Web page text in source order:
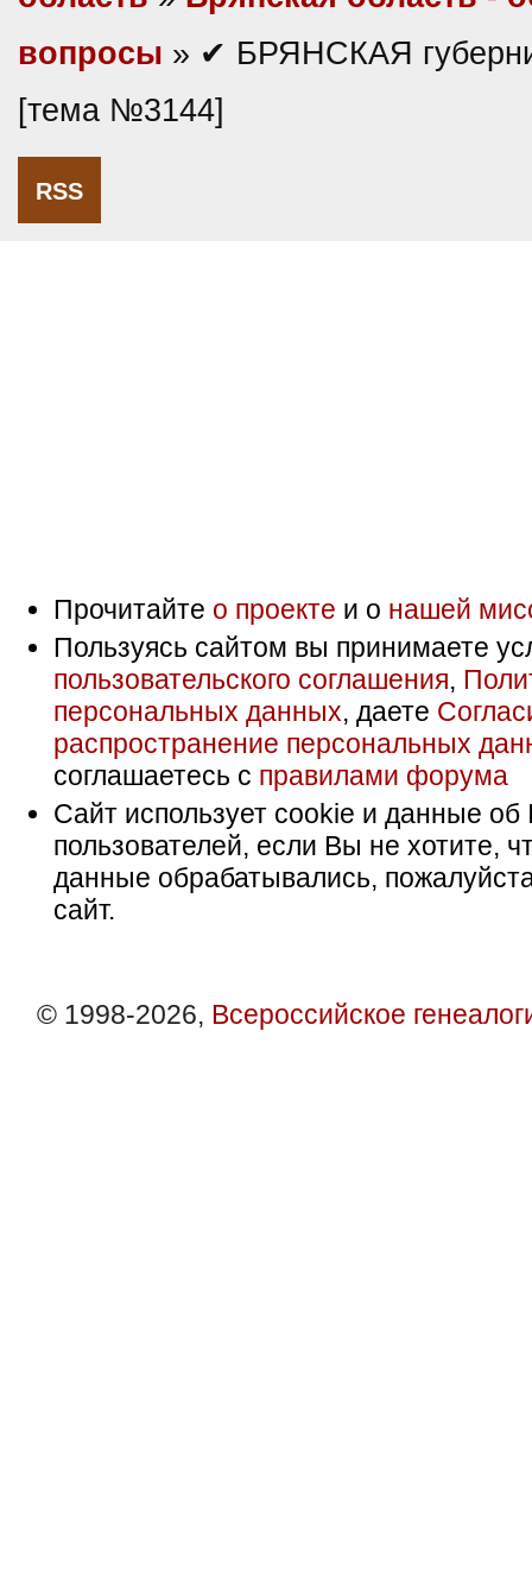
вопросы » ✔ БРЯНСКАЯ
[тема №3144]
RSS
Прочитайте о проекте и о нашей
Пользуясь сайтом вы принимаете
пользовательского соглашения,
персональных данных, даете
распространение персональных
соглашаетесь с правилами форума
Сайт использует cookie и данные об
пользователей, если Вы не хотите,
данные обрабатывались,
сайт.
© 1998-2026, Всероссийское